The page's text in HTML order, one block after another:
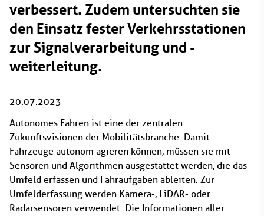
verbessert. Zudem untersuchten sie
den Einsatz fester Verkehrsstationen
zur Signalverarbeitung und -
weiterleitung.
20.07.2023
Autonomes Fahren ist eine der zentralen
Zukunftsvisionen der Mobilitätsbranche. Damit
Fahrzeuge autonom agieren können, müssen sie mit
Sensoren und Algorithmen ausgestattet werden, die das
Umfeld erfassen und Fahraufgaben ableiten. Zur
Umfelderfassung werden Kamera-, LiDAR- oder
Radarsensoren verwendet. Die Informationen aller